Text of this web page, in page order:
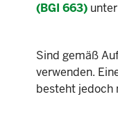
(BGI 663)
Sind gemäß
verwenden.
besteht jedoch